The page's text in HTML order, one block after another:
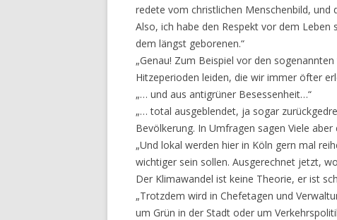
redete vom christlichen Menschenbild, und
Also, ich habe den Respekt vor dem
dem längst geborenen.“
„Genau! Zum Beispiel vor den
Hitzeperioden leiden, die wir immer öfter
„… und aus antigrüner Besessenheit…“
„… total ausgeblendet, ja sogar
Bevölkerung. In Umfragen sagen Viele aber
„Und lokal werden hier in Köln gern mal
wichtiger sein sollen. Ausgerechnet jetzt,
Der Klimawandel ist keine Theorie, er ist
„Trotzdem wird in Chefetagen und
um Grün in der Stadt oder um